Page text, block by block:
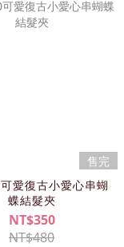
售完
愛復古小愛心串蝴
蝶結髮夾
NT$350
NT$480